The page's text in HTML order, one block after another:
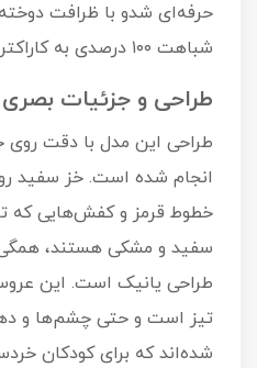
حرفه‌ای شدو با ظرافت
شباهت ۱۰۰ درصدی به کاراکتر اصلی داشته باشد.
طراحی و جزئیات بصری
طراحی این مدل با دقت
انجام شده است. خز سفید
خطوط قرمز و کفش‌هایی که
سفید و مشکی هستند،
طراحی یانیک است. این
تیز است و حتی چشم‌ها و
شده‌اند که برای کودکان